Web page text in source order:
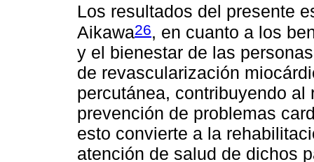
Los resultados del presente
Aikawa26, en cuanto a los
y el bienestar de las
de revascularización
percutánea, contribuyendo
prevención de problemas
esto convierte a la
atención de salud de dichos